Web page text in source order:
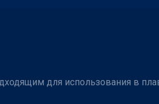
для использования в